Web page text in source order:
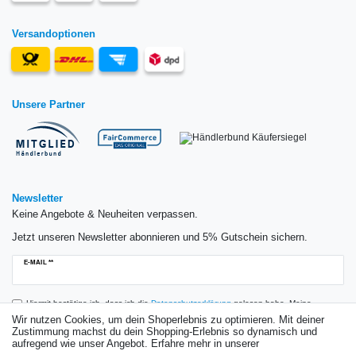
Versandoptionen
Unsere Partner
Newsletter
Keine Angebote & Neuheiten verpassen.
Jetzt unseren Newsletter abonnieren und 5% Gutschein sichern.
E-MAIL **
Newsletter
Hiermit bestätige ich, dass ich dieDaten­schutz­erklärunggelesen habe. Meine
Einwilligung kann ich jederzeit widerrufen.**
Wir nutzen Cookies, um dein Shoperlebnis zu optimieren. Mit deiner
Zustimmung machst du dein Shopping-Erlebnis so dynamisch und
aufregend wie unser Angebot. Erfahre mehr in unserer